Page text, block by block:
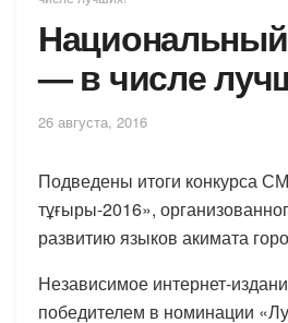
— в числе
26 августа, 2016
Подведены итоги конкурса
тұғыры-2016»,
развитию языков акимата
Независимое интернет-
победителем в номинации